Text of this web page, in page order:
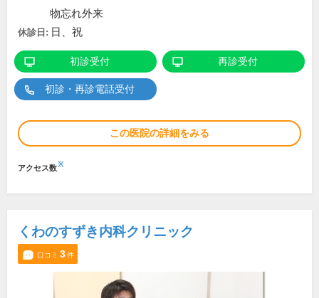
物忘れ外来
休診日: 日、祝
初診受付 再診受付
初診・再診電話受付
この医院の詳細をみる
アクセス数※
くわのすずき内科クリニック
口コミ 3件